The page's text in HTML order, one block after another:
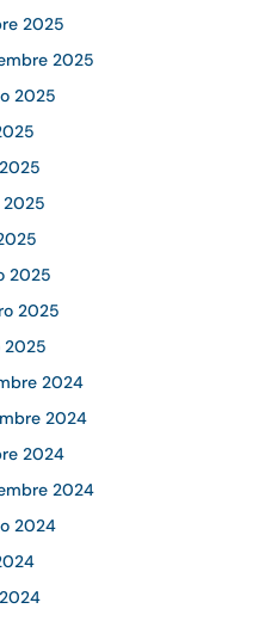
2025
2025
2025
2025
2025
2025
2025
2024
2024
2024
2024
2024